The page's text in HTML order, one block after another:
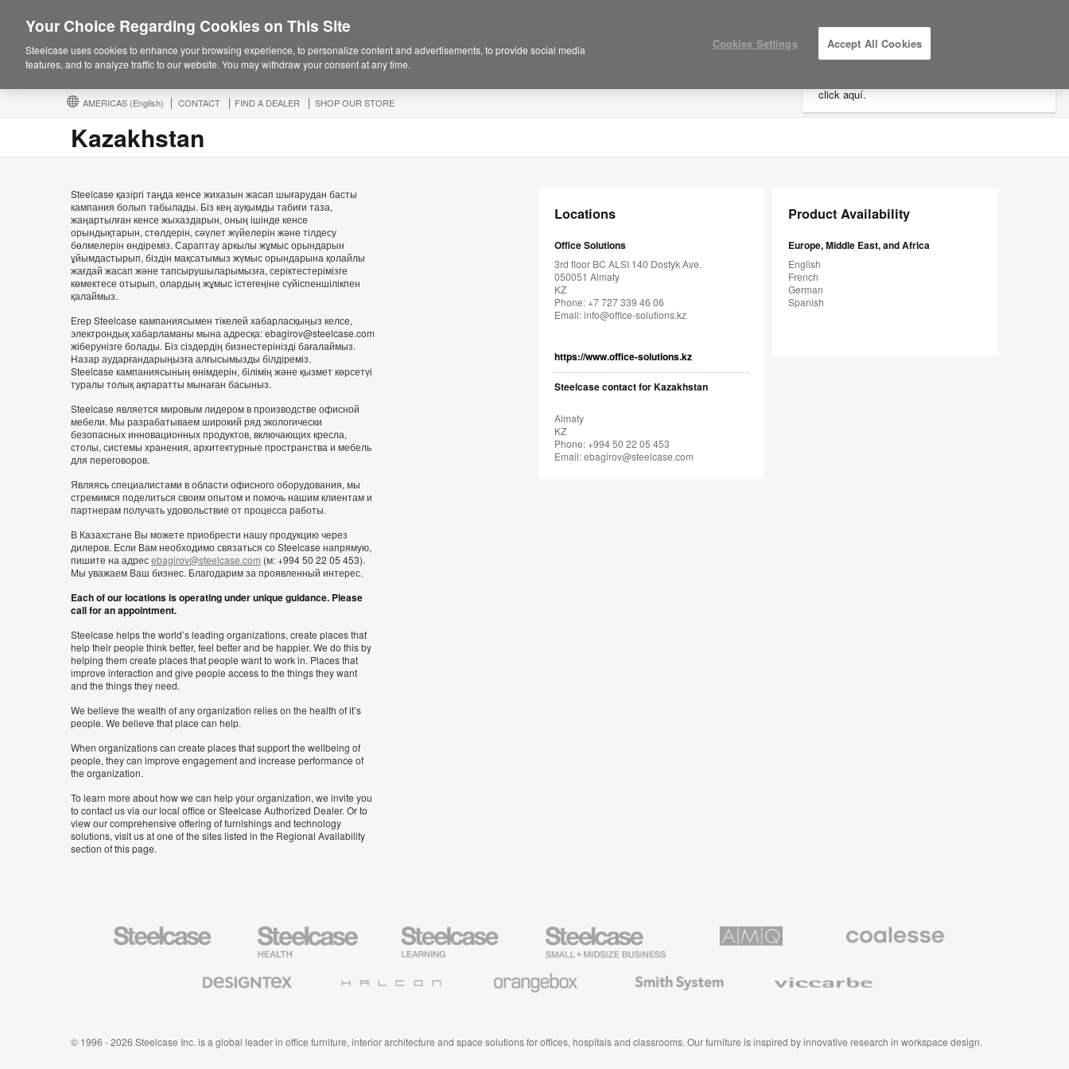
click aquí.
AMERICAS (English) CONTACT FIND A DEALER SHOP OUR STORE MY PROJECTS
Kazakhstan
Steelcase қазіргі таңда кенсе жихазын жасап шығарудан басты
кампания болып табылады. Біз кең ауқымды табиғи таза,
жаңартылған кенсе жыхаздарын, оның ішінде кенсе
орындықтарын, стөлдерін, сәүлет жүйелерін және тілдесу
бөлмелерін өндіреміз. Сараптау аркылы жұмыс орындарын
ұйымдастырып, біздін мақсатымыз жүмыс орындарына қолайлы
жағдай жасап және тапсырушыларымызға, серіктестерімізге
көмектесе отырып, олардың жұмыс істегеңіне сүйіспеншілікпен
қалаймыз.
Егер Steelcase кампаниясымен тікелей хабарласқыңыз келсе,
электрондық хабарламаны мына адресқа: ebagirov@steelcase.com
жіберунізге болады. Біз сіздердің бизнестерінізді бағалаймыз.
Назар аударғандарыңызға алғысымызды білдіреміз.
Steelcase кампаниясының өнімдерін, білімің және қызмет көрсетүі
туралы толық ақпаратты мынаған басыныз.
Steelcase является мировым лидером в производстве офисной
мебели. Мы разрабатываем широкий ряд экологически
безопасных инновационных продуктов, включающих кресла,
столы, системы хранения, архитектурные пространства и мебель
для переговоров.
Являясь специалистами в области офисного оборудования, мы
стремимся поделиться своим опытом и помочь нашим клиентам и
партнерам получать удовольствие от процесса работы.
В Казахстане Вы можете приобрести нашу продукцию через
дилеров. Если Вам необходимо связаться со Steelcase напрямую,
пишите на адресebagirov@steelcase.com (м: +994 50 22 05 453).
Мы уважаем Ваш бизнес. Благодарим за проявленный интерес.
Each of our locations is operating under unique guidance. Please
call for an appointment.
Steelcase helps the world’s leading organizations, create places that
help their people think better, feel better and be happier. We do this by
helping them create places that people want to work in. Places that
improve interaction and give people access to the things they want
and the things they need.
We believe the wealth of any organization relies on the health of it’s
people. We believe that place can help.
When organizations can create places that support the wellbeing of
people, they can improve engagement and increase performance of
the organization.
To learn more about how we can help your organization, we invite you
to contact us via our local office or Steelcase Authorized Dealer. Or to
view our comprehensive offering of furnishings and technology
solutions, visit us at one of the sites listed in the Regional Availability
section of this page.
Locations
Office Solutions
3rd floor BC ALSI 140 Dostyk Ave.
050051 Almaty
KZ
Phone: +7 727 339 46 06
Email:info@office-solutions.kz
https://www.office-solutions.kz
Steelcase contact for Kazakhstan
Almaty
KZ
Phone: +994 50 22 05 453
Email:ebagirov@steelcase.com
Product Availability
Europe, Middle East, and Africa
English
French
German
Spanish
Steelcase
Steelcase
Health
Furniture
Steelcase
Education
Furniture
Steelcase
Small
Business
Premium
Textiles
System
© 1996 - 2026 Steelcase Inc. is a global leader in office furniture, interior architecture and space solutions for offices, hospitals and classrooms. Our furniture is inspired by innovative research in workspace design.
Your Choice Regarding Cookies on This Site
Steelcase uses cookies to enhance your browsing experience, to personalize content and advertisements, to provide social media
features, and to analyze traffic to our website. You may withdraw your consent at any time.
Cookies Settings Accept All Cookies